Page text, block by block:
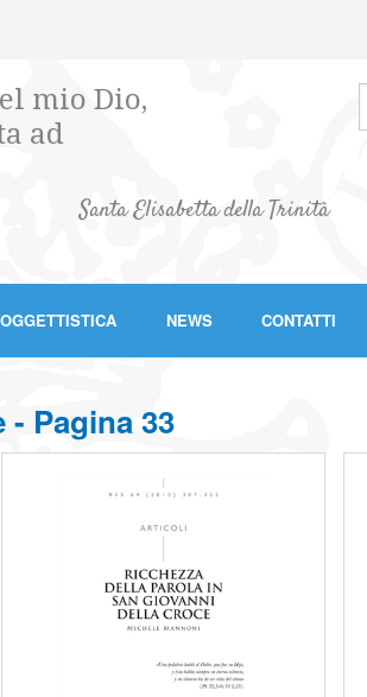
mio Dio,
ad
Santa Elisabetta della Trinità
OGGETTISTICA NEWS CONTATTI
Pagina 33